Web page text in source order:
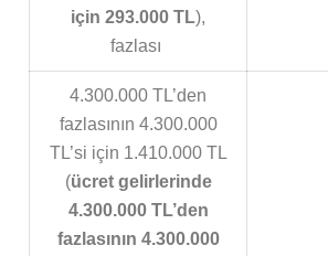
için 293.000 TL),
fazlası
4.300.000 TL’den
fazlasının 4.300.000
TL’si için 1.410.000 TL
(ücret gelirlerinde
4.300.000 TL’den
fazlasının 4.300.000